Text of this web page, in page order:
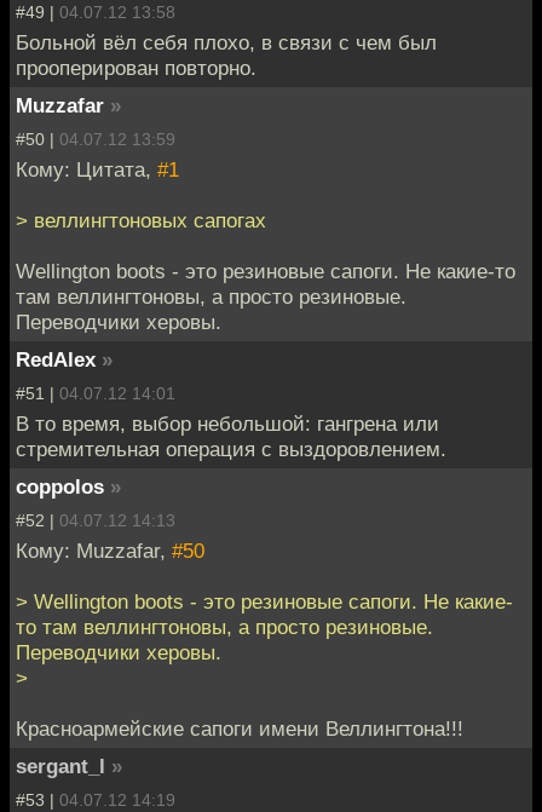
#49 | 04.07.12 13:58
Больной вёл себя плохо, в связи с чем был
прооперирован повторно.
Muzzafar »
#50 | 04.07.12 13:59
Кому: Цитата, #1
> веллингтоновых сапогах
Wellington boots - это резиновые сапоги. Не какие-то
там веллингтоновы, а просто резиновые.
Переводчики херовы.
RedAlex »
#51 | 04.07.12 14:01
В то время, выбор небольшой: гангрена или
стремительная операция с выздоровлением.
coppolos »
#52 | 04.07.12 14:13
Кому: Muzzafar, #50
> Wellington boots - это резиновые сапоги. Не какие-
то там веллингтоновы, а просто резиновые.
Переводчики херовы.
>
Красноармейские сапоги имени Веллингтона!!!
sergant_l »
#53 | 04.07.12 14:19